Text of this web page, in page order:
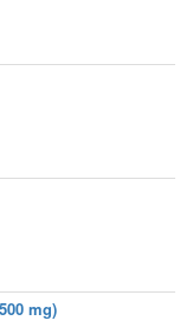
mg)